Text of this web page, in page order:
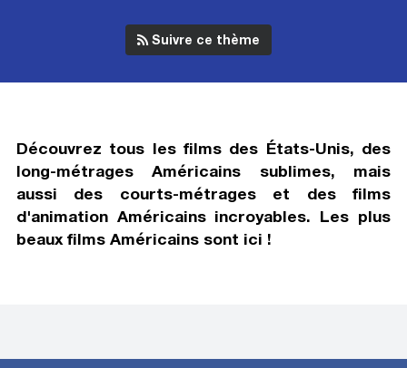
Suivre ce thème
Découvrez tous les films des États-Unis, des
long-métrages Américains sublimes, mais
aussi des courts-métrages et des films
d'animation Américains incroyables. Les plus
beaux films Américains sont ici !